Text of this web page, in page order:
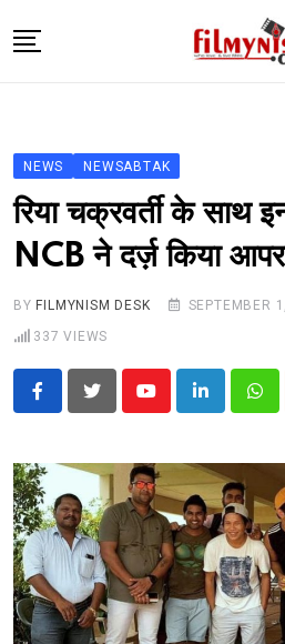
to
TELEVISION
BHOJPURI
NEWS ABTAK
STARRY SIDES
NEWS NEWSABTAK
रिया चक्रवर्ती के साथ
NCB ने दर्ज़ किया
BY FILMYNISM DESK SEPTEMBER
337 VIEWS
YoutubeLinkedIn